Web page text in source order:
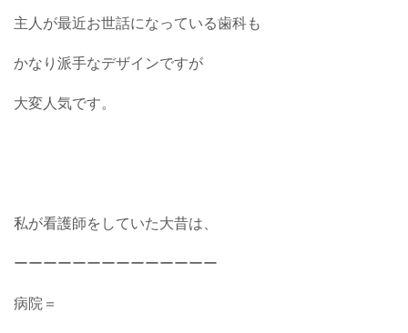
主人が最近お世話になっている歯科も
かなり派手なデザインですが
大変人気です。
私が看護師をしていた大昔は、
ーーーーーーーーーーーーーー
病院＝